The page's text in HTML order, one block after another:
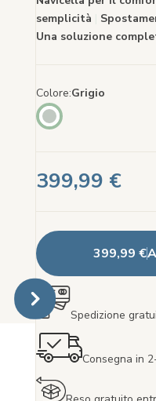
semplicità
Una soluzione
Colore Grigio
399,99 €
399,99 €
Spedizione
Consegna in